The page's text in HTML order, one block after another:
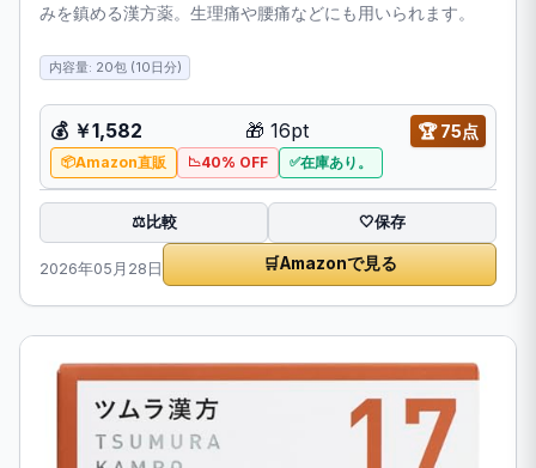
みを鎮める漢方薬。生理痛や腰痛などにも用いられます。
内容量: 20包 (10日分)
💰 ￥1,582 🎁 16pt 🏆 75点
Amazon直販 40% OFF 在庫あり。
⚖️比較 🤍保存
2026年05月28日 🛒Amazonで見る